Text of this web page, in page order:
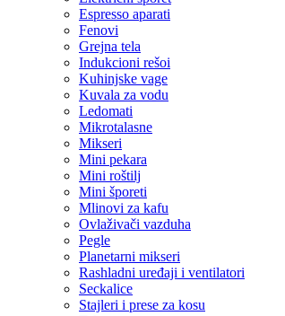
Espresso aparati
Fenovi
Grejna tela
Indukcioni rešoi
Kuhinjske vage
Kuvala za vodu
Ledomati
Mikrotalasne
Mikseri
Mini pekara
Mini roštilj
Mini šporeti
Mlinovi za kafu
Ovlaživači vazduha
Pegle
Planetarni mikseri
Rashladni uređaji i ventilatori
Seckalice
Stajleri i prese za kosu